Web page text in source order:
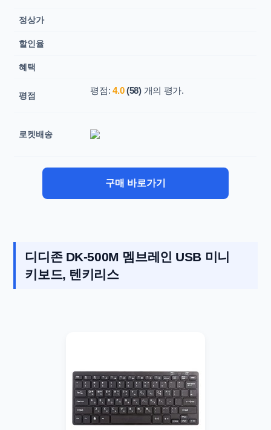
정상가
할인율
혜택
평점 평점:4.0 (58)개의 평가.
로켓배송
구매 바로가기
디디존 DK-500M 멤브레인 USB 미니
키보드, 텐키리스